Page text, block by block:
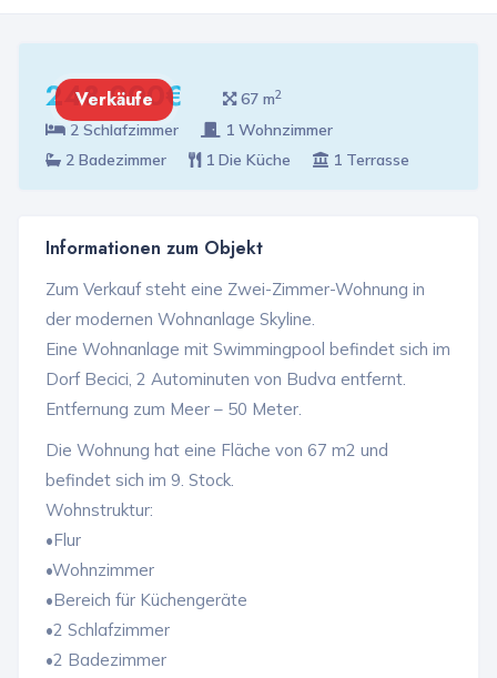
248 000€
Verkäufe 67 m2
2 Schlafzimmer
1 Wohnzimmer
2 Badezimmer
1 Die Küche 1 Terrasse
Informationen zum Objekt
Zum Verkauf steht eine Zwei-Zimmer-Wohnung in
der modernen Wohnanlage Skyline.
Eine Wohnanlage mit Swimmingpool befindet sich im
Dorf Becici, 2 Autominuten von Budva entfernt.
Entfernung zum Meer – 50 Meter.
Die Wohnung hat eine Fläche von 67 m2 und
befindet sich im 9. Stock.
Wohnstruktur:
•Flur
•Wohnzimmer
•Bereich für Küchengeräte
•2 Schlafzimmer
•2 Badezimmer